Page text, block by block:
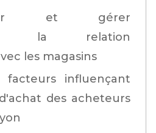
et gérer
la relation
les magasins
facteurs influençant
des acheteurs